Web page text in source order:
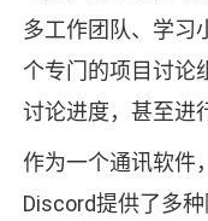
多工作团队、学习
个专门的项目讨论
讨论进度，甚至进
作为一个通讯软件
Discord提供了多